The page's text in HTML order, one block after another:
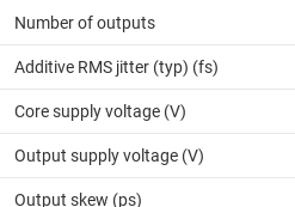
Number of outputs
Additive RMS jitter (typ) (fs)
Core supply voltage (V)
Output supply voltage (V)
Output skew (ps)